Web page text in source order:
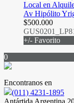
Local en
Av Hipólito
$500.000
+/- Favorito
0
Encontranos en
(011) 4231-1895